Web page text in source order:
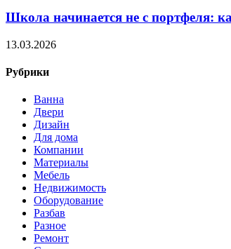
Школа начинается не с портфеля:
13.03.2026
Рубрики
Ванна
Двери
Дизайн
Для дома
Компании
Материалы
Мебель
Недвижимость
Оборудование
Разбав
Разное
Ремонт